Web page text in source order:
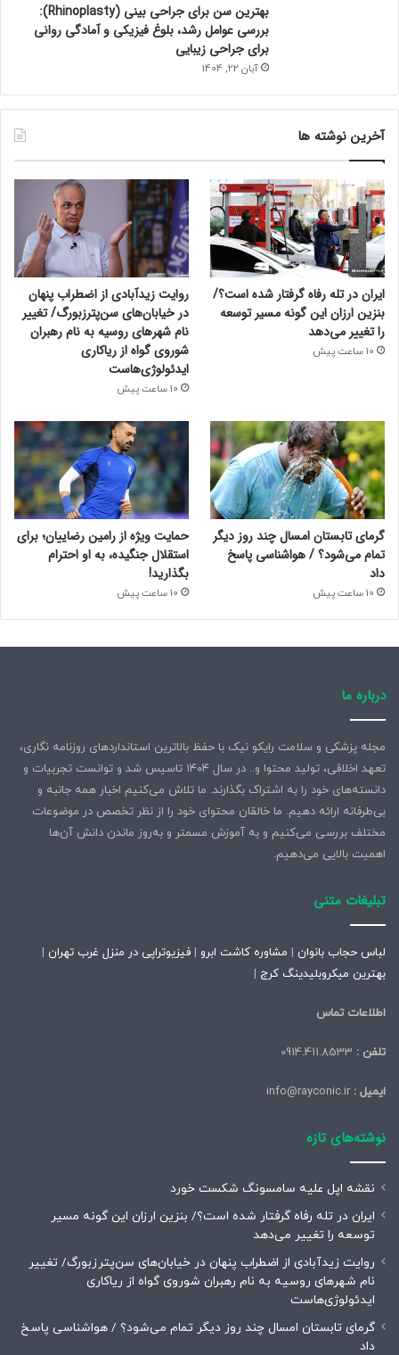
بهترین سن برای جراحی بینی (Rhinoplasty):
بررسی عوامل رشد، بلوغ فیزیکی و آمادگی روانی
برای جراحی زیبایی
آبان 22, 1404
آخرین نوشته ها
ایران در تله رفاه گرفتار شده است؟/
بنزین ارزان این گونه مسیر توسعه
را تغییر می‌دهد
10 ساعت پیش
روایت زیدآبادی از اضطراب پنهان
در خیابان‌های سن‌پترزبورگ/ تغییر
نام شهرهای روسیه به نام رهبران
شوروی گواه از ریاکاری
ایدئولوژی‌هاست
10 ساعت پیش
گرمای تابستان امسال چند روز دیگر
تمام می‌شود؟ / هواشناسی پاسخ
داد
10 ساعت پیش
حمایت ویژه از رامین رضاییان؛ برای
استقلال جنگیده، به او احترام
بگذارید!
10 ساعت پیش
درباره ما
مجله پزشکی و سلامت رایکو نیک با حفظ بالاترین استانداردهای روزنامه نگاری،
تعهد اخلاقی، تولید محتوا و.. در سال ۱۴۰۴ تاسیس شد و توانست تجربیات و
دانسته‌های خود را به اشتراک بگذارند. ما تلاش می‌کنیم اخبار همه جانبه و
بی‌طرفانه ارائه دهیم. ما خالقان محتوای خود را از نظر تخصص در موضوعات
مختلف بررسی می‌کنیم و به آموزش مسمتر و به‌روز ماندن دانش آن‌ها
اهمیت بالایی می‌دهیم.
تبلیغات متنی
لباس حجاب بانوان | مشاوره کاشت ابرو | فیزیوتراپی در منزل غرب تهران |
بهترین میکروبلیدینگ کرج |
اطلاعات تماس
تلفن :
ایمیل :
نوشته‌های تازه
نقشه اپل علیه سامسونگ شکست خورد
ایران در تله رفاه گرفتار شده است؟/ بنزین ارزان این گونه مسیر
توسعه را تغییر می‌دهد
روایت زیدآبادی از اضطراب پنهان در خیابان‌های سن‌پترزبورگ/ تغییر
نام شهرهای روسیه به نام رهبران شوروی گواه از ریاکاری
ایدئولوژی‌هاست
گرمای تابستان امسال چند روز دیگر تمام می‌شود؟ / هواشناسی پاسخ
داد